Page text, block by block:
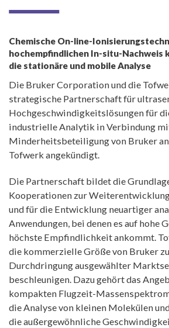
Chemische On-line-
hochempfindlichen In-situ-Nachweis
die stationäre und mobile Analyse
Die Bruker Corporation und die
strategische Partnerschaft für
Hochgeschwindigkeitslösungen für
industrielle Analytik in Verbindung
Minderheitsbeteiligung von Bruker an
Tofwerk angekündigt.
Die Partnerschaft bildet die
Kooperationen zur
und für die Entwicklung neuartiger
Anwendungen, bei denen es auf hohe
höchste Empfindlichkeit ankommt.
die kommerzielle Größe von Bruker
Durchdringung ausgewählter
beschleunigen. Dazu gehört das
kompakten Flugzeit-
die Analyse von kleinen Molekülen
die außergewöhnliche